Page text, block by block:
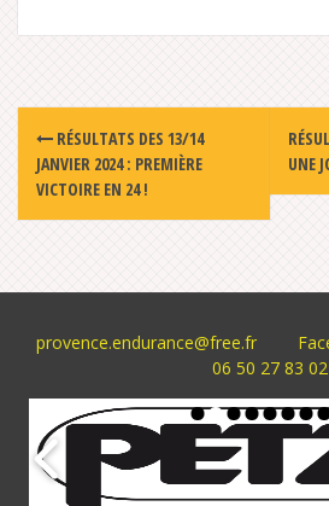
Post
navigation
RÉSULTATS DES 13/14
JANVIER 2024 : PREMIÈRE
VICTOIRE EN 24 !
UNE
provence.endurance@free.fr
06 50 27 83 02